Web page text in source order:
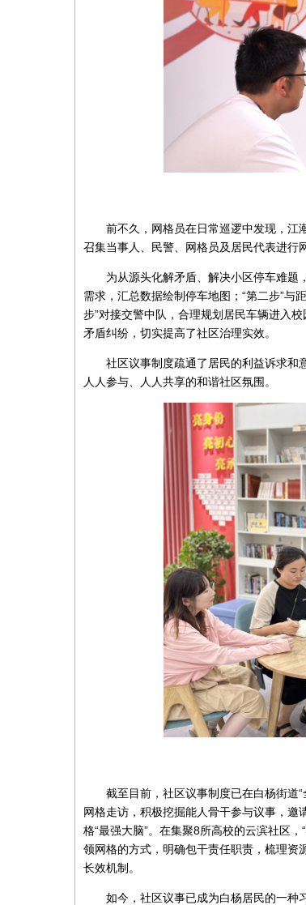
前不久，网格员在日常巡逻中发现，江
召集当事人、民警、网格员及居民代表进行
为从源头化解矛盾、解决小区停车难题，
需求，汇总数据绘制停车地图；“第二步”与
步”对接交警中队，合理规划居民车辆进入
矛盾纠纷，切实提高了社区治理实效。
社区议事制度疏通了居民的利益诉求和意
人人参与、人人共享的和谐社区氛围。
截至目前，社区议事制度已在白杨街道“
网格走访，积极挖掘能人骨干参与议事，邀
格“最强大脑”。在集聚8所高校的云滨社区
领网格的方式，明确包干责任职责，梳理资
长效机制。
如今，社区议事已成为白杨居民的一种习